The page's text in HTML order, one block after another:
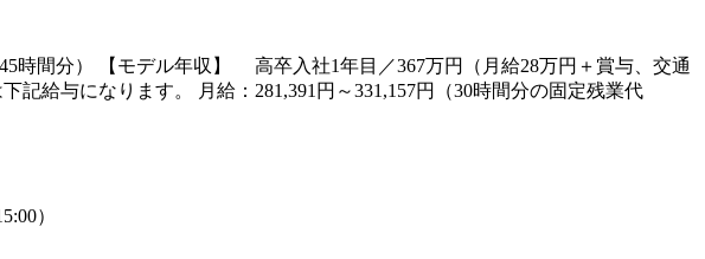
時間分） 【モデル年収】 高卒入社1年目／367万円（月給28万円＋賞与、交通
給与になります。 月給：281,391円～331,157円（30時間分の固定残業代
）